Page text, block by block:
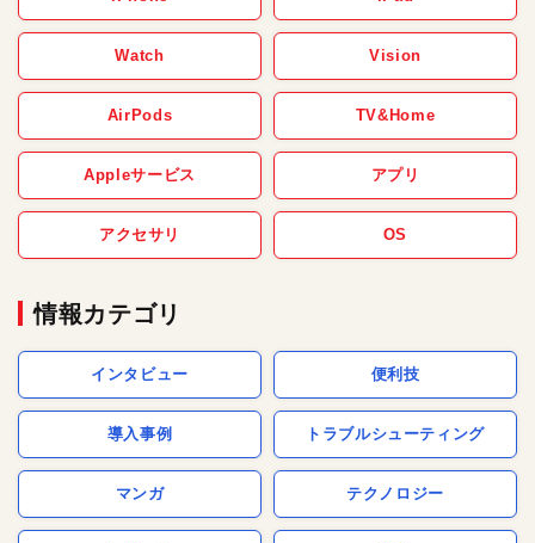
Watch Vision
AirPods TV&Home
Appleサービス アプリ
アクセサリ OS
情報カテゴリ
インタビュー 便利技
導入事例 トラブルシューティング
マンガ テクノロジー